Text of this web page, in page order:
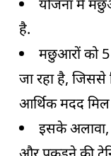
है.
मछुआरों को 5
जा रहा है, जिससे
आर्थिक मदद
इसके अलावा,